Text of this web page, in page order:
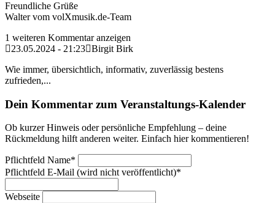
Freundliche Grüße
Walter vom volXmusik.de-Team
1 weiteren Kommentar anzeigen
23.05.2024 - 21:23 Birgit Birk
Wie immer, übersichtlich, informativ, zuverlässig bestens
zufrieden,...
Dein Kommentar zum Veranstaltungs-Kalender
Ob kurzer Hinweis oder persönliche Empfehlung – deine
Rückmeldung hilft anderen weiter. Einfach hier kommentieren!
Pflichtfeld Name*
Pflichtfeld E-Mail (wird nicht veröffentlicht)*
Webseite